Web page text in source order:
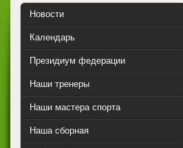
Новости
Календарь
Президиум федерации
Наши тренеры
Наши мастера спорта
Наша сборная